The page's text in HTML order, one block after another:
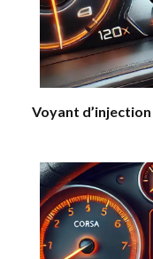
Voyant